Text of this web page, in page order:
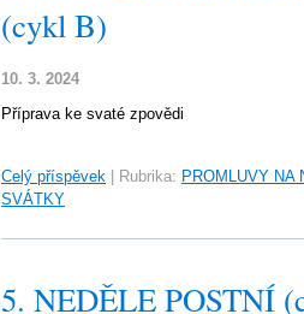
(cykl B)
10. 3. 2024
Příprava ke svaté zpovědi
Celý příspěvek Rubrika: PROMLUVY NA
SVÁTKY
5. NEDĚLE POSTNÍ